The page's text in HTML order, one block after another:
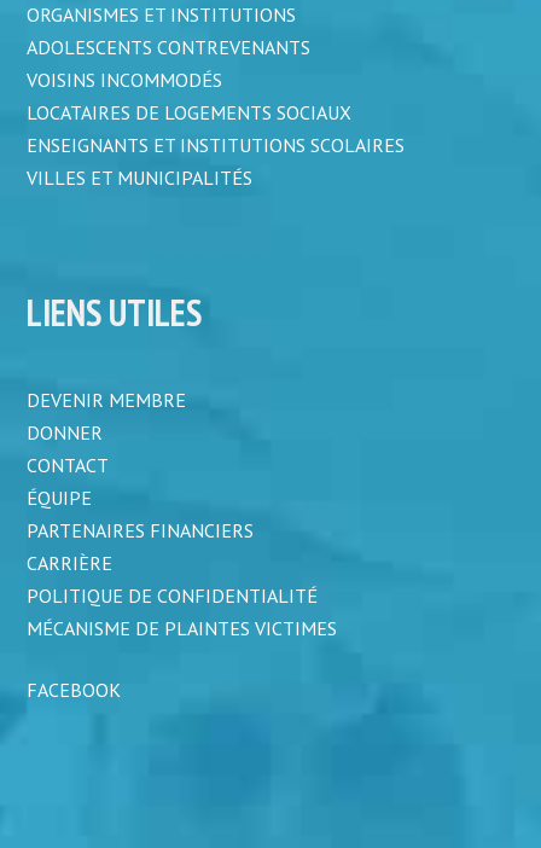
ORGANISMES ET INSTITUTIONS
ADOLESCENTS CONTREVENANTS
VOISINS INCOMMODÉS
LOCATAIRES DE LOGEMENTS SOCIAUX
ENSEIGNANTS ET INSTITUTIONS SCOLAIRES
VILLES ET MUNICIPALITÉS
LIENS UTILES
DEVENIR MEMBRE
DONNER
CONTACT
ÉQUIPE
PARTENAIRES FINANCIERS
CARRIÈRE
POLITIQUE DE CONFIDENTIALITÉ
MÉCANISME DE PLAINTES VICTIMES
FACEBOOK